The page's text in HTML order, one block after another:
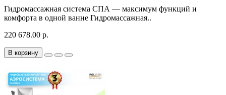
Гидромассажная система СПА — максимум функций и
комфорта в одной ванне Гидромассажная..
220 678.00 р.
В корзину